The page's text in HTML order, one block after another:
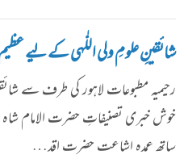
شائقینِ علومِ ولی اللّٰہی کے لیے
رحیمیہ مطبوعات لاہور کی طرف سے
خوش خبری تصنیفاتِ حضرت الامام
ساتھ عمدہ اشاعت حضرت اقد…